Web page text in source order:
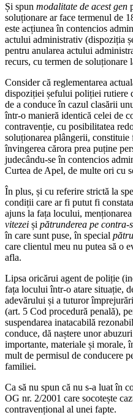
Și spun modalitate de acest gen
soluționare ar face termenul de
este acțiunea în contencios
actului administrativ (dispoziția
pentru anularea actului
recurs, cu termen de soluționare
Consider că reglementarea
dispoziției șefului poliției rutiere
de a conduce în cazul clasării
într-o manieră identică celei de
contravenție, cu posibilitatea
soluționarea plângerii,
învingerea cărora prea puține
judecându-se în contencios
Curtea de Apel, de multe ori cu
În plus, și cu referire strictă la
condiții care ar fi putut fi
ajuns la fața locului,
vitezei și pătrunderea pe contra-
în care sunt puse, în special
care clientul meu nu putea să o
afla.
Lipsa oricărui agent de poliție
fața locului într-o atare situație,
adevărului și a tuturor
(art. 5 Cod procedură penală),
suspendarea inatacabilă
conduce, dă naștere unor
importante, materiale și morale,
mult de permisul de conducere
familiei.
Ca să nu spun că nu s-a luat în
OG nr. 2/2001 care socotește
contravențional al unei fapte.